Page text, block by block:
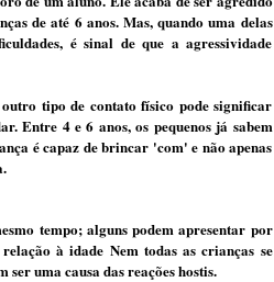
de até 6 anos. Mas, quando uma delas
é sinal de que a agressividade
tipo de contato físico pode significar
En­tre 4 e 6 anos, os pequenos já sabem
é capaz de brincar 'com' e não apenas
tempo; alguns podem apresentar por
à idade Nem todas as crianças se
ser uma causa das reações hostis.